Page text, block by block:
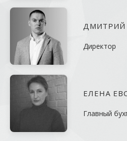
Директор
ЕЛЕНА
Главный